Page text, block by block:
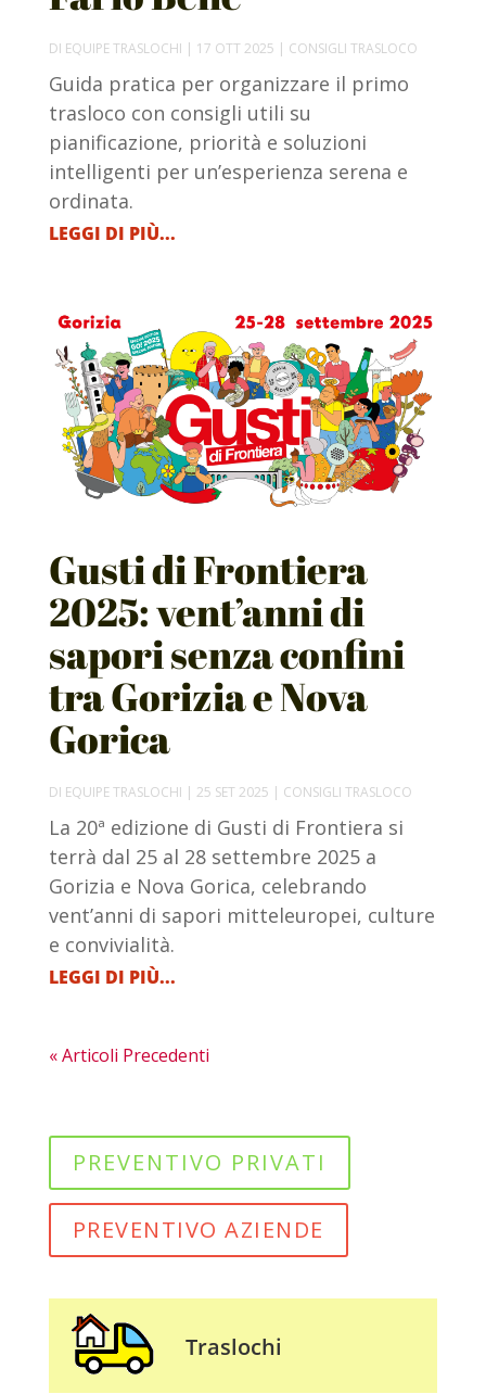
DI EQUIPE TRASLOCHI | 17 OTT 2025 | CONSIGLI TRASLOCO
Guida pratica per organizzare il primo
trasloco con consigli utili su
pianificazione, priorità e soluzioni
intelligenti per un’esperienza serena e
ordinata.
LEGGI DI PIÙ...
Gusti di Frontiera
2025: vent’anni di
sapori senza confini
tra Gorizia e Nova
Gorica
DI EQUIPE TRASLOCHI | 25 SET 2025 | CONSIGLI TRASLOCO
La 20ª edizione di Gusti di Frontiera si
terrà dal 25 al 28 settembre 2025 a
Gorizia e Nova Gorica, celebrando
vent’anni di sapori mitteleuropei, culture
e convivialità.
LEGGI DI PIÙ...
« Articoli Precedenti
PREVENTIVO PRIVATI
PREVENTIVO AZIENDE
Traslochi